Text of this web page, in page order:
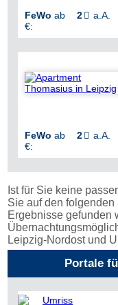
FeWo ab
€:
2  a.A.
FeWo ab
€:
2  a.A.
Ist für Sie keine
Sie auf den
Ergebnisse gefunden
Leipzig-Nordost und
Portale